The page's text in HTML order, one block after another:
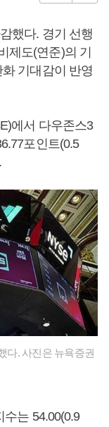
했다. 경기 선행
제도(연준)의 기
기대감이 반영
에서 다우존스3
포인트(0.5
다. 사진은 뉴욕증권
는 54.00(0.9